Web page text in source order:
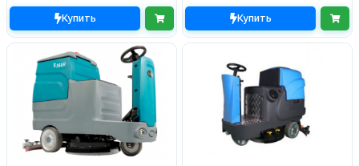
Купить Купить